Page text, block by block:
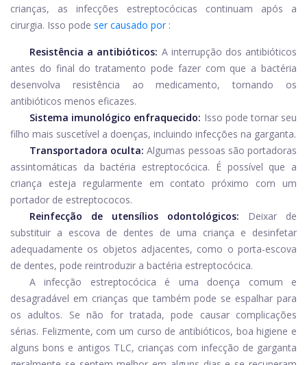
crianças, as infecções estreptocócicas continuam após a
cirurgia. Isso pode ser causado por :
Resistência a antibióticos: A interrupção dos antibióticos
antes do final do tratamento pode fazer com que a bactéria
desenvolva resistência ao medicamento, tornando os
antibióticos menos eficazes.
Sistema imunológico enfraquecido: Isso pode tornar seu
filho mais suscetível a doenças, incluindo infecções na garganta.
Transportadora oculta: Algumas pessoas são portadoras
assintomáticas da bactéria estreptocócica. É possível que a
criança esteja regularmente em contato próximo com um
portador de estreptococos.
Reinfecção de utensílios odontológicos:
Deixar de
substituir a escova de dentes de uma criança e desinfetar
adequadamente os objetos adjacentes, como o porta-escova
de dentes, pode reintroduzir a bactéria estreptocócica.
A infecção estreptocócica é uma doença comum e
desagradável em crianças que também pode se espalhar para
os adultos. Se não for tratada, pode causar complicações
sérias. Felizmente, com um curso de antibióticos, boa higiene e
alguns bons e antigos TLC, crianças com infecção de garganta